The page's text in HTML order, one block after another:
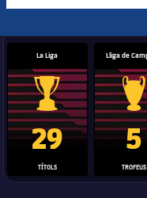
La Liga
Trofeu de la Liga
29
TÍTOLS
Lliga de
5
TROFEUS